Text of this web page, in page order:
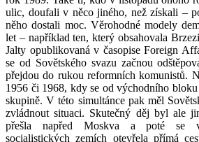
ulic, doufali v něco jiného, než získali –
něho dostali moc. Věrohodné modely
let – například ten, který obsahovala
Jalty opublikovaná v časopise Foreign
se od Sovětského svazu začnou
přejdou do rukou reformních komunistů.
1956 či 1968, kdy se od východního
skupině. V této simultánce pak měl
zvládnout situaci. Skutečný děj byl ale
přešla napřed Moskva a poté se
socialistických zemích otevřela přímá